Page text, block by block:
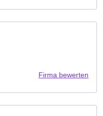
Firma bewerten